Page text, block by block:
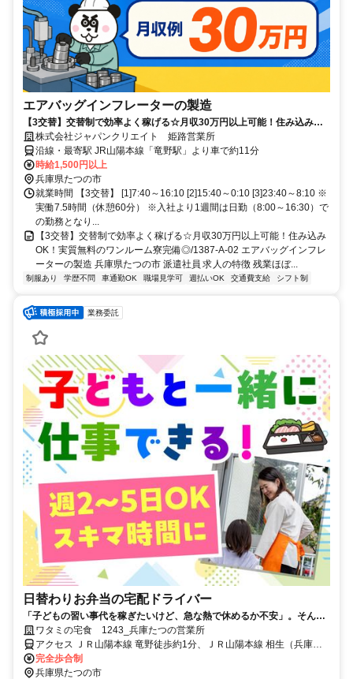
エアバッグインフレーターの製造
【3交替】交替制で効率よく稼げる☆月収30万円以上可能！住み込み
OK！実質無料のワンルーム寮完備◎
株式会社ジャパンクリエイト 姫路営業所
沿線・最寄駅 JR山陽本線「竜野駅」より車で約11分
時給1,500円以上
兵庫県たつの市
就業時間 【3交替】 [1]7:40～16:10 [2]15:40～0:10 [3]23:40～8:10 ※
実働7.5時間（休憩60分） ※入社より1週間は日勤（8:00～16:30）で
の勤務となり...
【3交替】交替制で効率よく稼げる☆月収30万円以上可能！住み込み
OK！実質無料のワンルーム寮完備◎/1387-A-02 エアバッグインフレ
ーターの製造 兵庫県たつの市 派遣社員 求人の特徴 残業ほぼ...
制服あり 学歴不問 車通勤OK 職場見学可 週払いOK 交通費支給 シフト制
業務委託
日替わりお弁当の宅配ドライバー
「子どもの習い事代を稼ぎたいけど、急な熱で休めるか不安」。そんな
悩みに寄り添う環境があります。週2～5日の勤務で、午前中のみも可
能。子連れ配達もでき、お弁当半額の社割も魅力です。
ワタミの宅食 1243_兵庫たつの営業所
アクセス ＪＲ山陽本線 竜野徒歩約1分、ＪＲ山陽本線 相生（兵庫
県）北口徒歩約55分、ＪＲ山陽新幹線/ＪＲ東海道新幹線 相生（兵庫
県）北口徒歩約55分
完全歩合制
兵庫県たつの市